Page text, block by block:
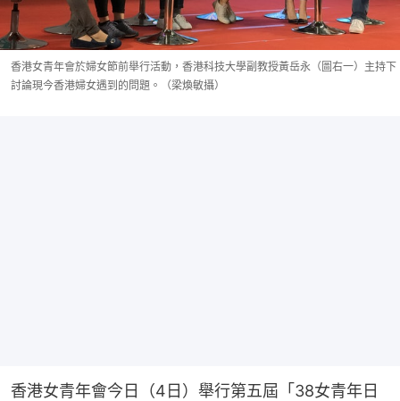
香港女青年會於婦女節前舉行活動，香港科技大學副教授黃岳永（圖右一）主持下
討論現今香港婦女遇到的問題。（梁煥敏攝）
香港女青年會今日（4日）舉行第五屆「38女青年日